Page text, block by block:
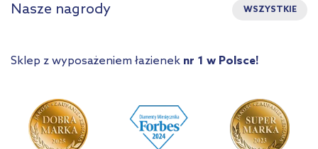
Nasze nagrody WSZYSTKIE
Sklep z wyposażeniem łazienek nr 1 w Polsce!